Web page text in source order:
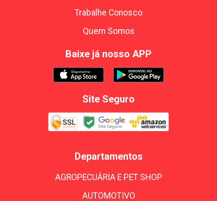
Trabalhe Conosco
Quem Somos
Baixe já nosso APP
Site Seguro
Departamentos
AGROPECUÁRIA E PET SHOP
AUTOMOTIVO